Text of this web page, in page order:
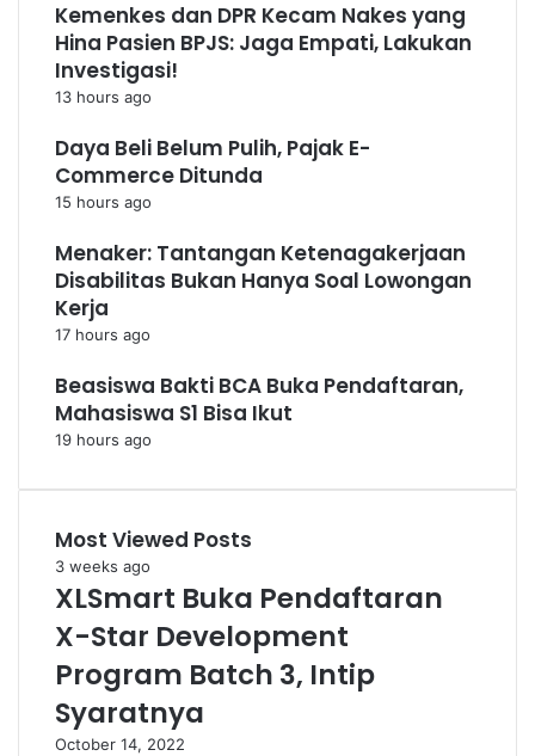
Kemenkes dan DPR Kecam Nakes yang
Hina Pasien BPJS: Jaga Empati, Lakukan
Investigasi!
13 hours ago
Daya Beli Belum Pulih, Pajak E-
Commerce Ditunda
15 hours ago
Menaker: Tantangan Ketenagakerjaan
Disabilitas Bukan Hanya Soal Lowongan
Kerja
17 hours ago
Beasiswa Bakti BCA Buka Pendaftaran,
Mahasiswa S1 Bisa Ikut
19 hours ago
Most Viewed Posts
3 weeks ago
XLSmart Buka Pendaftaran
X-Star Development
Program Batch 3, Intip
Syaratnya
October 14, 2022